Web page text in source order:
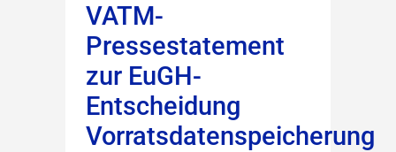
VATM-
Pressestatement
zur EuGH-
Entscheidung
Vorratsdatenspeicherung